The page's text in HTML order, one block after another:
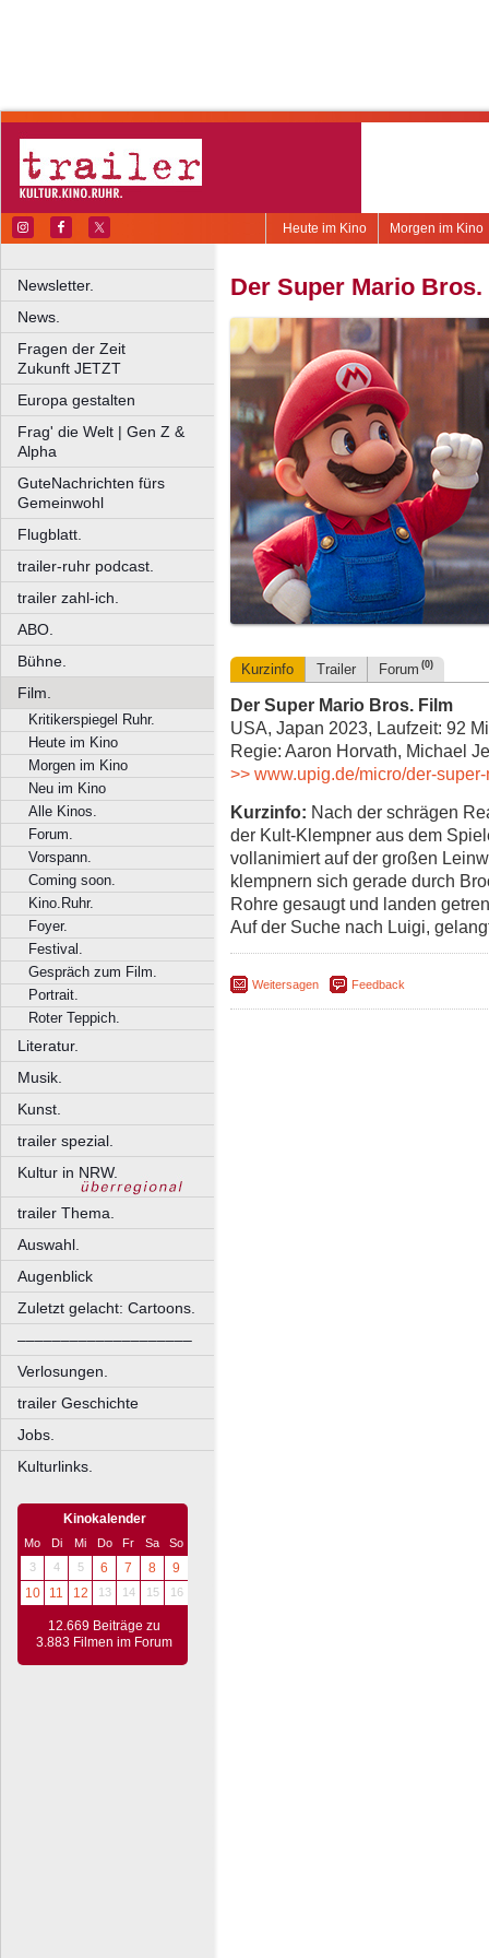
Morgen im Kino
Heute im Kino
Newsletter.
News.
Fragen der Zeit
Zukunft JETZT
Europa gestalten
Frag' die Welt | Gen Z &
Alpha
GuteNachrichten fürs
Gemeinwohl
Flugblatt.
trailer-ruhr podcast.
trailer zahl-ich.
ABO.
Bühne.
Film.
Kritikerspiegel Ruhr.
Heute im Kino
Morgen im Kino
Neu im Kino
Alle Kinos.
Forum.
Vorspann.
Coming soon.
Kino.Ruhr.
Foyer.
Festival.
Gespräch zum Film.
Portrait.
Roter Teppich.
Literatur.
Musik.
Kunst.
trailer spezial.
Kultur in NRW.
trailer Thema.
Auswahl.
Augenblick
Zuletzt gelacht: Cartoons.
––––––––––––––––––––
Verlosungen.
trailer Geschichte
Jobs.
Kulturlinks.
Kinokalender
Mo Di Mi Do Fr Sa
So
3
4 5 6 7 8
9
10
11 12 13 14 15 16
12.669 Beiträge zu
3.883 Filmen im Forum
Der Super Mario
Kurzinfo Trailer Forum (0)
Der Super Mario Bros. Film
USA, Japan 2023, Laufzeit: 92
Regie: Aaron Horvath, Michael
>> www.upig.de/micro/der-
Kurzinfo: Nach der schrägen
der Kult-Klempner aus dem
vollanimiert auf der großen
klempnern sich gerade durch
Rohre gesaugt und landen
Auf der Suche nach Luigi,
Weitersagen Feedback